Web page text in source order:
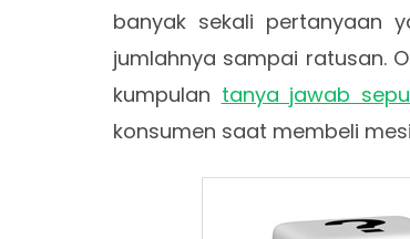
banyak sekali pertanyaan
jumlahnya sampai ratusan.
kumpulan tanya jawab
konsumen saat membeli